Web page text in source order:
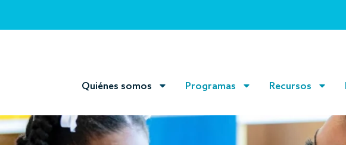
Quiénes somos Programas Recursos